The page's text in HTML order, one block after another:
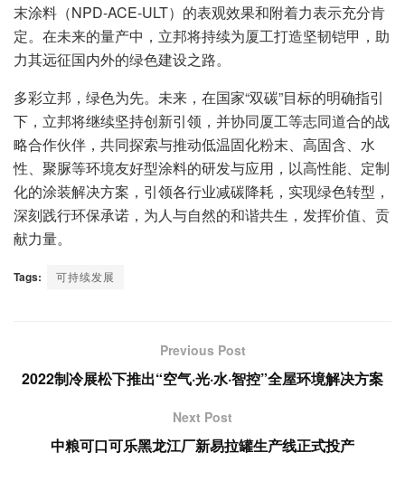
末涂料（NPD-ACE-ULT）的表观效果和附着力表示充分肯
定。在未来的量产中，立邦将持续为厦工打造坚韧铠甲，助
力其远征国内外的绿色建设之路。
多彩立邦，绿色为先。未来，在国家“双碳”目标的明确指引
下，立邦将继续坚持创新引领，并协同厦工等志同道合的战
略合作伙伴，共同探索与推动低温固化粉末、高固含、水
性、聚脲等环境友好型涂料的研发与应用，以高性能、定制
化的涂装解决方案，引领各行业减碳降耗，实现绿色转型，
深刻践行环保承诺，为人与自然的和谐共生，发挥价值、贡
献力量。
Tags: 可持续发展
Previous Post
2022制冷展松下推出“空气·光·水·智控”全屋环境解决方案
Next Post
中粮可口可乐黑龙江厂新易拉罐生产线正式投产